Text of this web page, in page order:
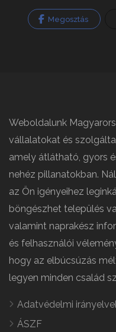
Megosztás
Weboldalunk
vállalatokat és
amely átlátható, gyors
nehéz pillanatokban.
az Ön igényeihez
böngészhet település
valamint naprakész
és felhasználói
hogy az elbúcsúzás
legyen minden család
Adatvédelmi
ÁSZF